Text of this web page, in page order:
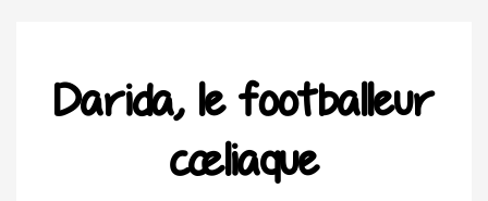
Darida, le footballeur
cœliaque